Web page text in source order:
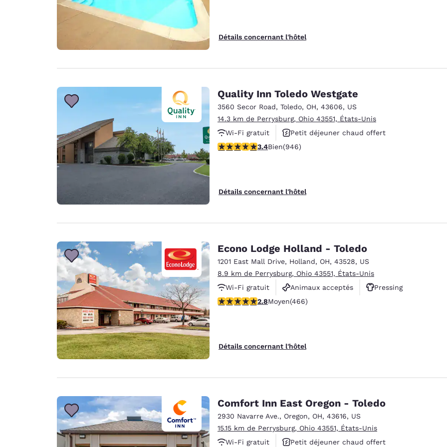
Détails concernant l'hôtel
Quality Inn Toledo Westgate
3560 Secor Road, Toledo, OH, 43606, US
14.3 km de Perrysburg, Ohio 43551, États-Unis
Wi-Fi gratuit
Petit déjeuner chaud offert
Animaux acceptés
3.42 étoiles. Bien. 946 commentaires
3.4Bien(946)
Détails concernant l'hôtel
Econo Lodge Holland - Toledo
1201 East Mall Drive, Holland, OH, 43528, US
8.9 km de Perrysburg, Ohio 43551, États-Unis
Wi-Fi gratuit
Animaux acceptés
Pressing
2.77 étoiles. Moyen. 466 commentaires
2.8Moyen(466)
Détails concernant l'hôtel
Comfort Inn East Oregon - Toledo
2930 Navarre Ave., Oregon, OH, 43616, US
15.15 km de Perrysburg, Ohio 43551, États-Unis
Wi-Fi gratuit
Petit déjeuner chaud offert